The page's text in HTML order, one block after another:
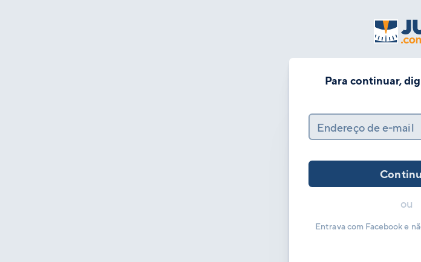
Para continuar,
Endereço de e-mail
ou
Entrava com Facebook e